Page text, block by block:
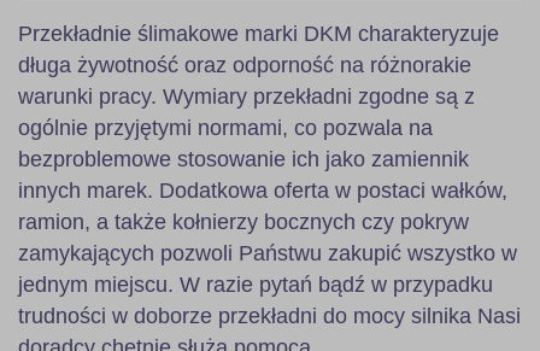
Przekładnie ślimakowe marki DKM charakteryzuje
długa żywotność oraz odporność na różnorakie
warunki pracy. Wymiary przekładni zgodne są z
ogólnie przyjętymi normami, co pozwala na
bezproblemowe stosowanie ich jako zamiennik
innych marek. Dodatkowa oferta w postaci wałków,
ramion, a także kołnierzy bocznych czy pokryw
zamykających pozwoli Państwu zakupić wszystko w
jednym miejscu. W razie pytań bądź w przypadku
trudności w doborze przekładni do mocy silnika Nasi